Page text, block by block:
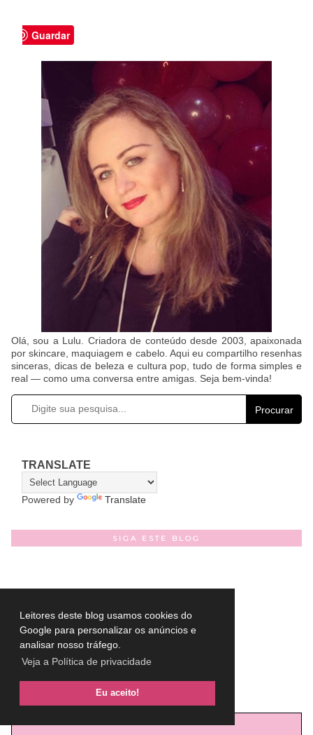
Leitores deste blog usamos cookies do
Google para personalizar os anúncios e
analisar nosso tráfego.
Veja a Política de privacidade
Eu aceito!
Guardar
Olá, sou a Lulu. Criadora de conteúdo desde 2003, apaixonada
por skincare, maquiagem e cabelo. Aqui eu compartilho resenhas
sinceras, dicas de beleza e cultura pop, tudo de forma simples e
real — como uma conversa entre amigas. Seja bem-vinda!
Procurar
TRANSLATE
Powered by Translate
SIGA ESTE BLOG